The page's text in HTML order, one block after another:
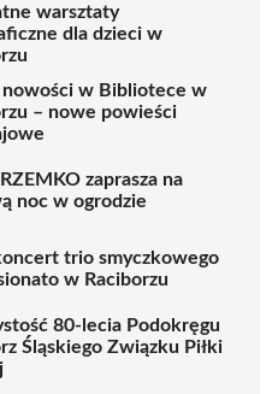
warsztaty
dla dzieci w
nowości w Bibliotece w
– nowe powieści
zaprasza na
noc w ogrodzie
trio smyczkowego
w Raciborzu
80-lecia Podokręgu
Śląskiego Związku Piłki